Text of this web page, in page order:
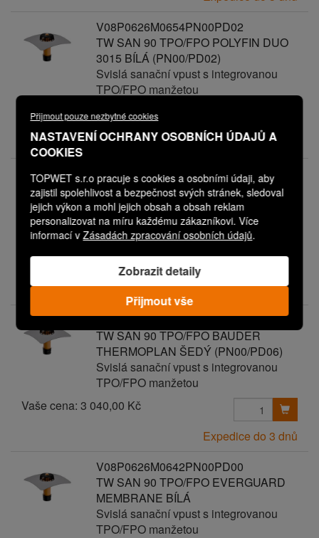
Přijmout pouze nezbytné cookies
NASTAVENÍ OCHRANY OSOBNÍCH ÚDAJŮ A
COOKIES
TOPWET s.r.o pracuje s cookies a osobními údaji, aby
zajistil spolehlivost a bezpečnost svých stránek, sledoval
jejich výkon a mohl jejich obsah a obsah reklam
personalizovat na míru každému zákazníkovi. Více
informací vZásadách zpracování osobních údajů.
Zobrazit detaily
Přijmout vše
V08P0626M0654PN00PD02
TW SAN 90 TPO/FPO POLYFIN DUO
3015 BÍLÁ (PN00/PD02)
Svislá sanační vpust s integrovanou
TPO/FPO manžetou
Vaše cena:2 640,00 Kč
Expedice do 3 dnů
V08P0626M0641PN00PD02
TW SAN 90 TPO/FPO BAUDER
THERMOPLAN ŠEDÝ (PN00/PD02)
Svislá sanační vpust s integrovanou
TPO/FPO manžetou
Vaše cena:2 640,00 Kč
Expedice do 3 dnů
V08P0626M0641PN00PD06
TW SAN 90 TPO/FPO BAUDER
THERMOPLAN ŠEDÝ (PN00/PD06)
Svislá sanační vpust s integrovanou
TPO/FPO manžetou
Vaše cena: 3 040,00 Kč
Expedice do 3 dnů
V08P0626M0642PN00PD00
TW SAN 90 TPO/FPO EVERGUARD
MEMBRANE BÍLÁ
Svislá sanační vpust s integrovanou
TPO/FPO manžetou